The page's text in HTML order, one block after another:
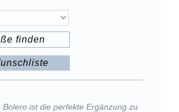
finden
Bolero ist die perfekte Ergänzung zu